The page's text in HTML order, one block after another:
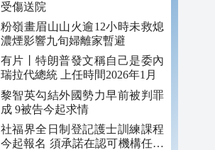
受傷送院
粉嶺畫眉山山火逾12小時未救熄
濃煙影響九旬婦離家暫避
有片丨特朗普發文稱自己是委內
瑞拉代總統 上任時間2026年1月
黎智英勾結外國勢力早前被判罪
成 9被告今起求情
社福界全日制登記護士訓練課程
今起報名 須承諾在認可機構任職